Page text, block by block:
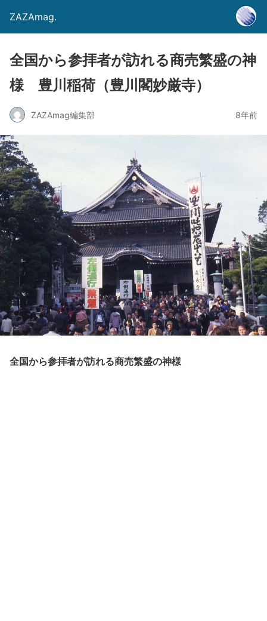
ZAZAmag.
全国から参拝者が訪れる商売繁盛の神
様 豊川稲荷（豊川閣妙厳寺）
ZAZAmag編集部 8年前
全国から参拝者が訪れる商売繁盛の神様